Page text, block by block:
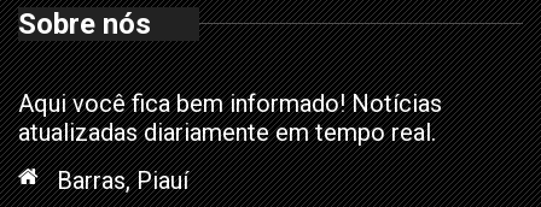
Sobre nós
Aqui você fica bem informado! Notícias
atualizadas diariamente em tempo real.
Barras, Piauí